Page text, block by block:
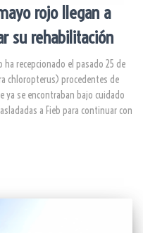
rojo llegan a
su rehabilitación
ha recepcionado el pasado 25 de
chloropterus) procedentes de
ya se encontraban bajo cuidado
a Fieb para continuar con